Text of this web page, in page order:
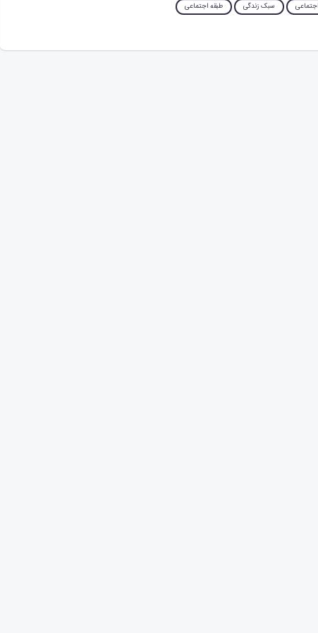
سبک زندگی طبقه اجتماعی